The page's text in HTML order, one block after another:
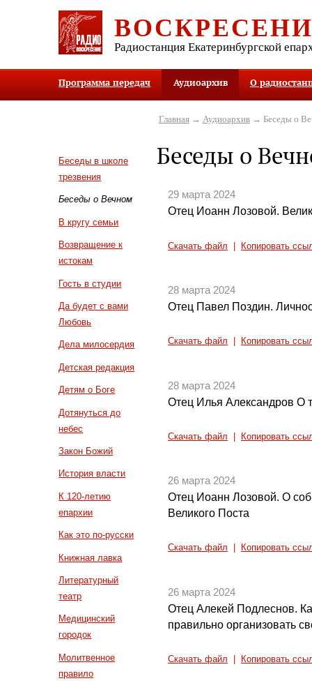
Радиостанция Екатеринбургской
Программа передач Аудиоархив О
Беседы в школе
трезвения
Беседы о Вечном
В кругу семьи
Возвращение к
истокам
Гость в студии
Да будет с вами
Любовь
Дела милосердия
Детская редакция
Детям о Боге
Дотянуться до
небес
Закон Божий
История власти
К 120-летию
епархии
Как это по-русски
Книжная лавка
Литературный
театр
Медицинский
городок
Молитвенное
правило
Главная→ Аудиоархив→ Беседы о
Беседы о
29 марта 2024
Отец Иоанн Лозовой.
Скачать файл Копировать
28 марта 2024
Отец Павел Поздин.
Скачать файл Копировать
28 марта 2024
Отец Илья Александров О
Скачать файл Копировать
26 марта 2024
Отец Иоанн Лозовой. О
Великого Поста
Скачать файл Копировать
26 марта 2024
Отец Алекей Подлеснов.
правильно организовать
Скачать файл Копировать